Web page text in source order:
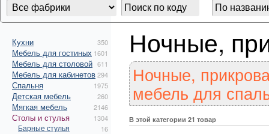
Кухни 350
Мебель для гостиных 1601
Мебель для столовой 611
Мебель для кабинетов294
Спальня 1975
Детская мебель 260
Мягкая мебель 2146
Столы и стулья 1304
Барные стулья 16
Ночные,
Ночные,
мебель для
В этой категории 21 товар